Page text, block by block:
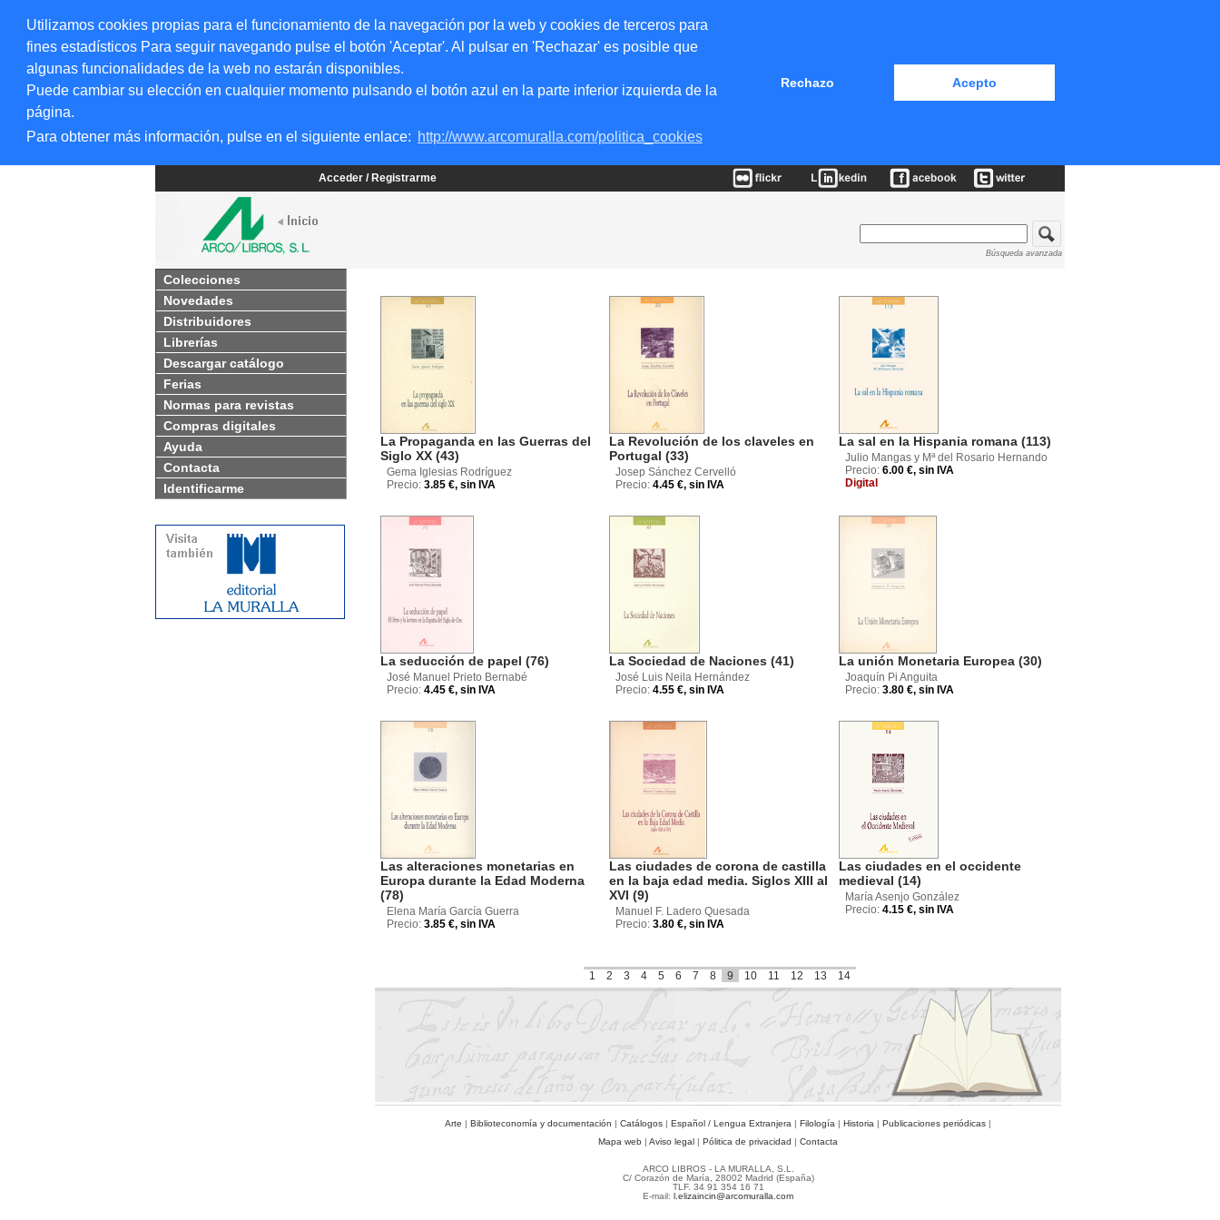
Utilizamos cookies propias para el funcionamiento de la navegación por la web y cookies de terceros para
fines estadísticos Para seguir navegando pulse el botón 'Aceptar'. Al pulsar en 'Rechazar' es posible que
algunas funcionalidades de la web no estarán disponibles.
Puede cambiar su elección en cualquier momento pulsando el botón azul en la parte inferior izquierda de la
página.
Para obtener más información, pulse en el siguiente enlace: http://www.arcomuralla.com/politica_cookies
Rechazo Acepto
Acceder / Registrarme
Búsqueda avanzada
Colecciones
Novedades
Distribuidores
Librerías
Descargar catálogo
Ferias
Normas para revistas
Compras digitales
Ayuda
Contacta
Identificarme
La Propaganda en las Guerras del
Siglo XX (43)
Gema Iglesias Rodríguez
Precio: 3.85 €, sin IVA
La Revolución de los claveles en
Portugal (33)
Josep Sánchez Cervelló
Precio: 4.45 €, sin IVA
La sal en la Hispania romana (113)
Julio Mangas y Mª del Rosario Hernando
Precio: 6.00 €, sin IVA
Digital
La seducción de papel (76)
José Manuel Prieto Bernabé
Precio: 4.45 €, sin IVA
La Sociedad de Naciones (41)
José Luis Neila Hernández
Precio: 4.55 €, sin IVA
La unión Monetaria Europea (30)
Joaquín Pi Anguita
Precio: 3.80 €, sin IVA
Las alteraciones monetarias en
Europa durante la Edad Moderna
(78)
Elena María García Guerra
Precio: 3.85 €, sin IVA
Las ciudades de corona de castilla
en la baja edad media. Siglos XIII al
XVI (9)
Manuel F. Ladero Quesada
Precio: 3.80 €, sin IVA
Las ciudades en el occidente
medieval (14)
María Asenjo González
Precio: 4.15 €, sin IVA
1 2 3 4 5 6 7 8 9 10 11 12 13 14
Arte | Biblioteconomía y documentación | Catálogos | Español / Lengua Extranjera | Filología | Historia | Publicaciones periódicas |
Mapa web | Aviso legal | Pólitica de privacidad | Contacta
ARCO LIBROS - LA MURALLA, S.L.
C/ Corazón de María, 28002 Madrid (España)
TLF. 34 91 354 16 71
E-mail: l.elizaincin@arcomuralla.com